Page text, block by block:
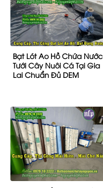
Bạt Lót Ao Hồ Chứa Nước
Tưới Cây Nuôi Cá Tại Gia
Lai Chuẩn Đủ DEM